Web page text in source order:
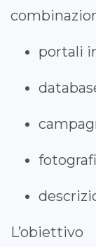
portali